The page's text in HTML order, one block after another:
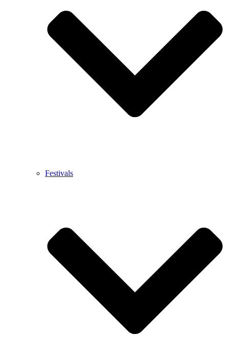
Festivals